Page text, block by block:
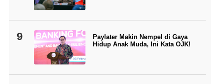
9
Paylater Makin Nempel di Gaya
Hidup Anak Muda, Ini Kata OJK!